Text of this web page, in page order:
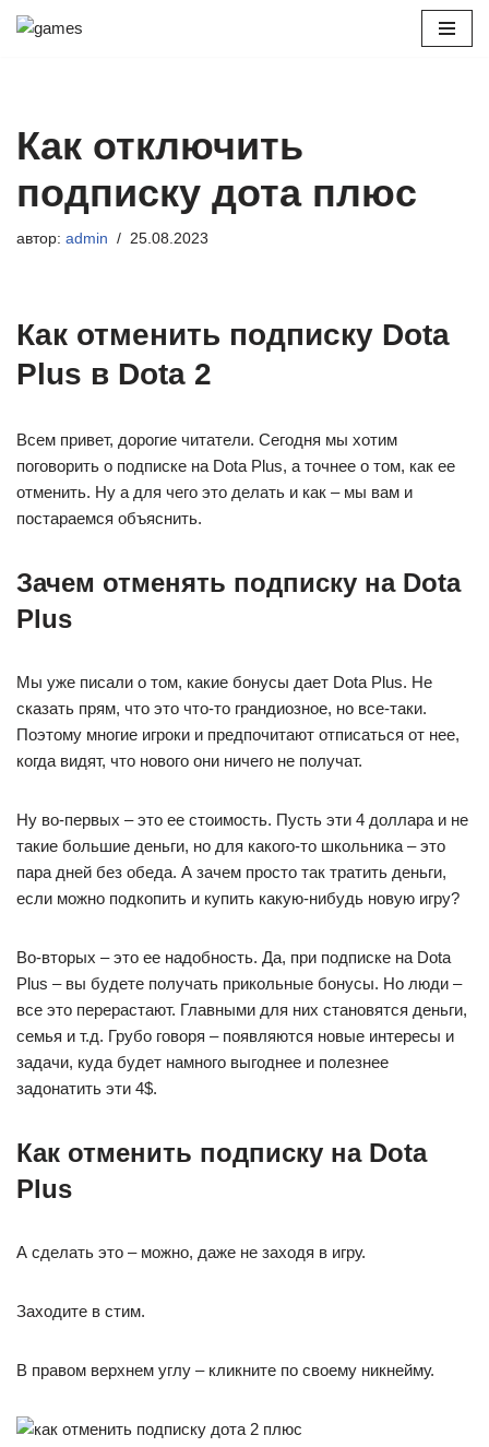
Как отключить
подписку дота плюс
автор: admin 25.08.2023
Как отменить подписку Dota
Plus в Dota 2
Всем привет, дорогие читатели. Сегодня мы хотим
поговорить о подписке на Dota Plus, а точнее о том, как ее
отменить. Ну а для чего это делать и как – мы вам и
постараемся объяснить.
Зачем отменять подписку на Dota
Plus
Мы уже писали о том, какие бонусы дает Dota Plus. Не
сказать прям, что это что-то грандиозное, но все-таки.
Поэтому многие игроки и предпочитают отписаться от нее,
когда видят, что нового они ничего не получат.
Ну во-первых – это ее стоимость. Пусть эти 4 доллара и не
такие большие деньги, но для какого-то школьника – это
пара дней без обеда. А зачем просто так тратить деньги,
если можно подкопить и купить какую-нибудь новую игру?
Во-вторых – это ее надобность. Да, при подписке на Dota
Plus – вы будете получать прикольные бонусы. Но люди –
все это перерастают. Главными для них становятся деньги,
семья и т.д. Грубо говоря – появляются новые интересы и
задачи, куда будет намного выгоднее и полезнее
задонатить эти 4$.
Как отменить подписку на Dota
Plus
А сделать это – можно, даже не заходя в игру.
Заходите в стим.
В правом верхнем углу – кликните по своему никнейму.